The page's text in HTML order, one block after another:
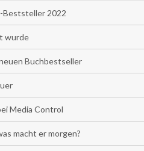
Beststeller 2022
wurde
Buchbestseller
Media Control
macht er morgen?